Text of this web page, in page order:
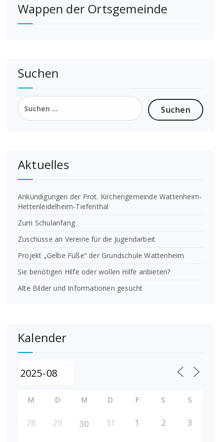
Wappen der Ortsgemeinde
Suchen
Suchen
nach:
Aktuelles
Ankündigungen der Prot. Kirchengemeinde Wattenheim-
Hettenleidelheim-Tiefenthal
Zum Schulanfang
Zuschüsse an Vereine für die Jugendarbeit
Projekt „Gelbe Füße“ der Grundschule Wattenheim
Sie benötigen Hilfe oder wollen Hilfe anbieten?
Alte Bilder und Informationen gesucht
Kalender
M D M D F S S
28 29 30 31 1 2 3